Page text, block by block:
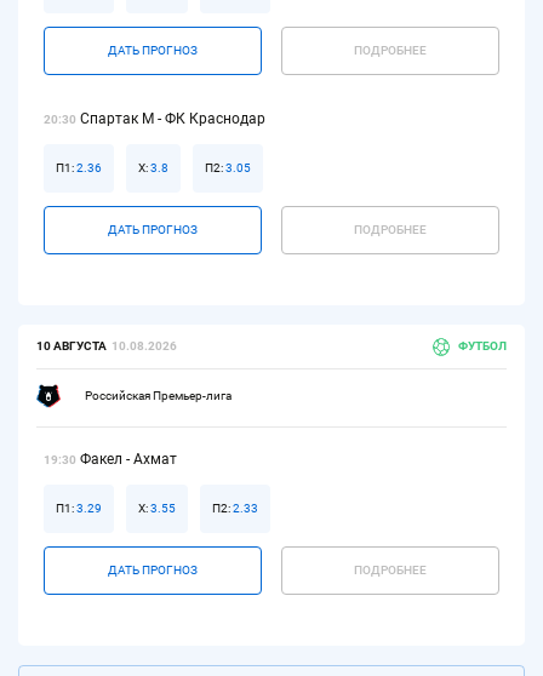
ДАТЬ ПРОГНОЗ ПОДРОБНЕЕ
20:30 Спартак М - ФК Краснодар
ДАТЬ ПРОГНОЗ
П1:2.36 Х:3.8 П2:3.05
ПОДРОБНЕЕ
10 АВГУСТА 10.08.2026 ФУТБОЛ
Российская Премьер-лига
19:30 Факел - Ахмат
ДАТЬ ПРОГНОЗ
П1:3.29 Х:3.55 П2:2.33
ПОДРОБНЕЕ